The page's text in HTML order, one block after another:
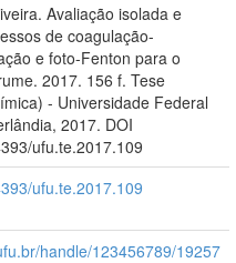
Avaliação isolada e
de coagulação-
e foto-Fenton para o
2017. 156 f. Tese
- Universidade Federal
2017. DOI
ufu.te.2017.109
ufu.te.2017.109
handle/123456789/19257